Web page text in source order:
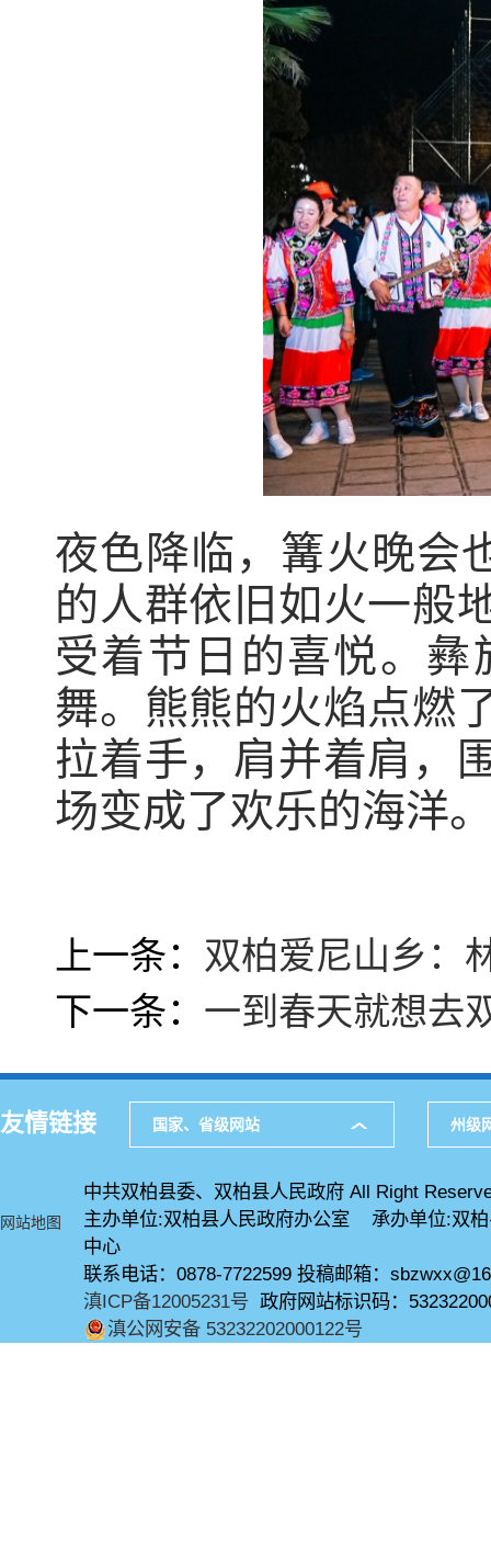
夜色降临，篝火晚会
的人群依旧如火一般
受着节日的喜悦。
舞。熊熊的火焰点燃
拉着手，肩并着肩，
场变成了欢乐的海洋
上一条： 双柏爱尼山乡：
下一条： 一到春天就想去
友情链接 国家、省级网站 州级
网站地图
中共双柏县委、双柏县人民政府 All Right
主办单位:双柏县人民政府办公室 承办单位:双
中心
联系电话：0878-7722599 投稿邮箱：
滇ICP备12005231号 政府网站标识码：
滇公网安备 53232202000122号